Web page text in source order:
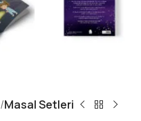
Masal Setleri